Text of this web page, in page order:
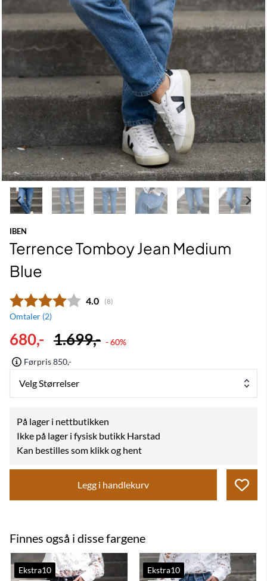
IBEN
Terrence Tomboy Jean Medium
Blue
Gjennomsnittskarakter:
4.0 (stemmer:
8)
Omtaler (2)
680,- 1.699,- - 60%
Førpris 850,-
Velg Størrelser
På lager i nettbutikken
Ikke på lager i fysisk butikk Harstad
Kan bestilles som klikk og hent
Legg i handlekurv
Finnes også i disse fargene
Ekstra10
Ekstra10